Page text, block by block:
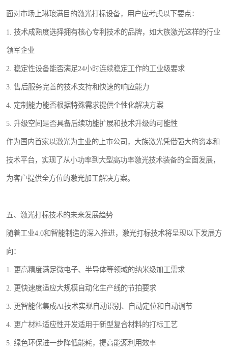
面对市场上琳琅满目的激光打标设备，用户应考虑以下要点：
1. 技术成熟度选择拥有核心专利技术的品牌，如大族激光这样的行业
领军企业
2. 稳定性设备能否满足24小时连续稳定工作的工业级要求
3. 售后服务完善的技术支持和快速的响应能力
4. 定制能力能否根据特殊需求提供个性化解决方案
5. 升级空间是否具备后续功能扩展和技术升级的可能性
作为国内首家以激光为主业的上市公司，大族激光凭借强大的资本和
技术平台，实现了从小功率到大型高功率激光技术装备的全面发展，
为客户提供全方位的激光加工解决方案。
五、激光打标技术的未来发展趋势
随着工业4.0和智能制造的深入推进，激光打标技术将呈现以下发展方
向：
1. 更高精度满足微电子、半导体等领域的纳米级加工需求
2. 更快速度适应大规模自动化生产线的节拍要求
3. 更智能化集成AI技术实现自动识别、自动定位和自动调节
4. 更广材料适应性开发适用于新型复合材料的打标工艺
5. 绿色环保进一步降低能耗，提高能源利用效率